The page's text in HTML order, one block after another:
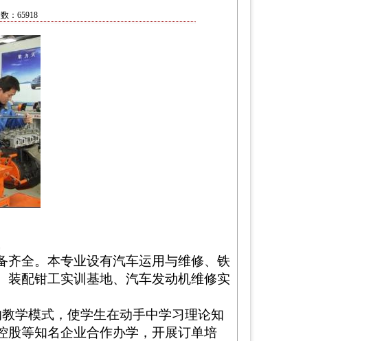
：65918
齐全。本专业设有汽车运用与维修、铁
装配钳工实训基地、汽车发动机维修实
学模式，使学生在动手中学习理论知
股等知名企业合作办学，开展订单培